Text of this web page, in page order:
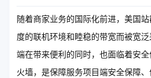
随着商家业务的国际化前进，美国
度的联机环境和睦稳的带宽而被宽
端在带来便利的同时，也面临着安
火墙，是保障服务项目端安全保障、